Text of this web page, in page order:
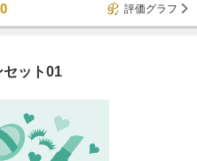
0
評価グラフ
セット01